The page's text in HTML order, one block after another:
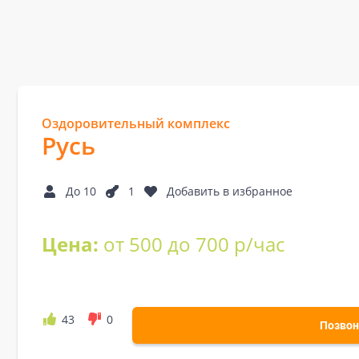
Оздоровительный комплекс
Русь
До 10 1 Добавить в избранное
Цена: от 500 до 700 р/час
43 0